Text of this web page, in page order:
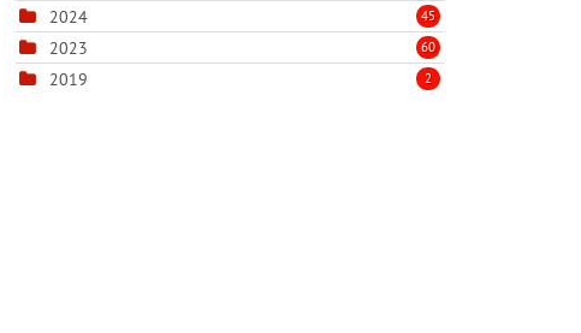
2024 45
2023 60
2019 2